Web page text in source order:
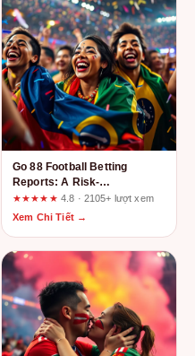
Go 88 Football Betting
Reports: A Risk-
Management Review of
Transparency, Speed, and
★★★★★ 4.8 · 2105+ lượt xem
Xem Chi Tiết →